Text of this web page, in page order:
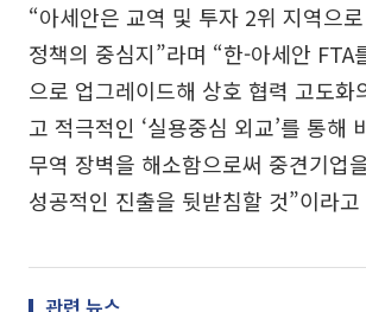
“아세안은 교역 및 투자 2위 지역으
정책의 중심지”라며 “한-아세안 FTA
으로 업그레이드해 상호 협력 고도화
고 적극적인 ‘실용중심 외교’를 통해
무역 장벽을 해소함으로써 중견기업
성공적인 진출을 뒷받침할 것”이라
관련 뉴스